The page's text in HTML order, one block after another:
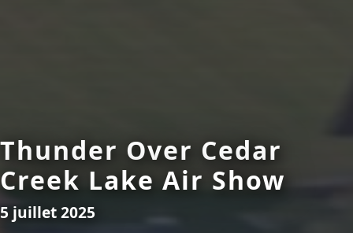
Thunder Over Cedar
Creek Lake Air Show
5 juillet 2025